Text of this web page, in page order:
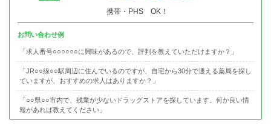
携帯・PHS OK！
お問い合わせ例
「求人番号○○○○○○に興味があるので、評判を教えていただけますか？」
「JR○○線○○駅周辺に住んでいるのですが、自宅から30分で通える薬局を探し
ていますが、おすすめの求人はありますか？」
「○○県○○市内で、残業が少ないドラッグストアを探しています。何か良い情
報があれば教えてください」